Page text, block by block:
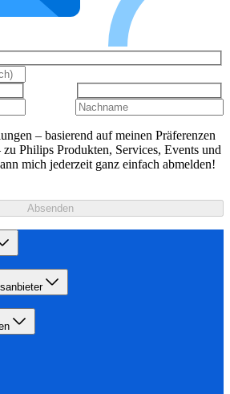
– basierend auf meinen Präferenzen
Philips Produkten, Services, Events und
mich jederzeit ganz einfach abmelden!
Absenden